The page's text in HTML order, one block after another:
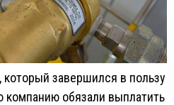
завершился в пользу
компанию обязали выплатить